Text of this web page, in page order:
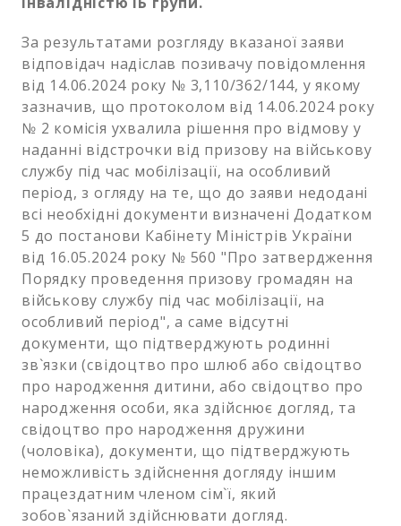
За результатами розгляду вказаної заяви
відповідач надіслав позивачу повідомлення
від 14.06.2024 року № 3,110/362/144, у якому
зазначив, що протоколом від 14.06.2024 року
№ 2 комісія ухвалила рішення про відмову у
наданні відстрочки від призову на військову
службу під час мобілізації, на особливий
період, з огляду на те, що до заяви недодані
всі необхідні документи визначені Додатком
5 до постанови Кабінету Міністрів України
від 16.05.2024 року № 560 "Про затвердження
Порядку проведення призову громадян на
військову службу під час мобілізації, на
особливий період", а саме відсутні
документи, що підтверджують родинні
зв`язки (свідоцтво про шлюб або свідоцтво
про народження дитини, або свідоцтво про
народження особи, яка здійснює догляд, та
свідоцтво про народження дружини
(чоловіка), документи, що підтверджують
неможливість здійснення догляду іншим
працездатним членом сім`ї, який
зобов`язаний здійснювати догляд.